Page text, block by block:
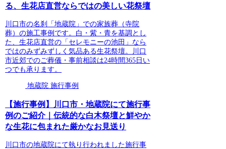
る、生花店直営ならではの美しい花祭壇
川口市の名刹「地蔵院」での家族葬（寺院
葬）の施工事例です。白・紫・青を基調とし
た、生花店直営の「セレモニーの池田」なら
ではのみずみずしく気品ある生花祭壇。川口
市近郊でのご葬儀・事前相談は24時間365日い
つでも承ります。
地蔵院 施行事例
【施行事例】川口市・地蔵院にて施行事
例のご紹介｜伝統的な白木祭壇と鮮やか
な生花に包まれた厳かなお見送り
川口市の地蔵院にて執り行われました施行事